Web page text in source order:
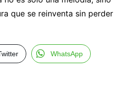
que se reinventa sin perder
WhatsApp